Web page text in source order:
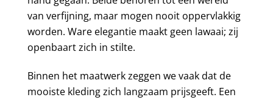
van verfijning, maar mogen nooit oppervlakkig
worden. Ware elegantie maakt geen lawaai; zij
openbaart zich in stilte.
Binnen het maatwerk zeggen we vaak dat de
mooiste kleding zich langzaam prijsgeeft. Een